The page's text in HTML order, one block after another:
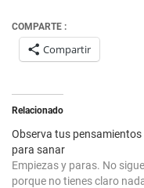
COMPARTE :
Compartir
Relacionado
Observa tus pensamientos
para sanar
Empiezas y paras. No
porque no tienes claro